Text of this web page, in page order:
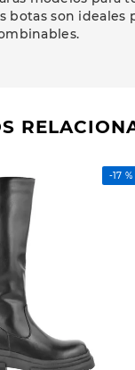
son ideales
-17 %